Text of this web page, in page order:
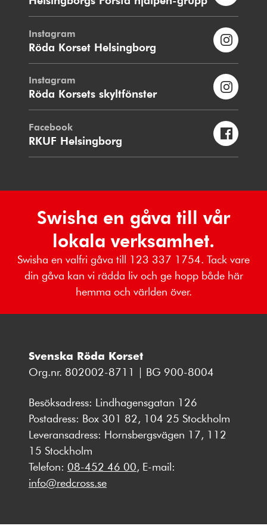
Instagram
Röda Korset Helsingborg
Instagram
Röda Korsets skyltfönster
Facebook
RKUF Helsingborg
Swisha en gåva till vår
lokala verksamhet.
Swisha en valfri gåva till 123 337 1754. Tack vare
din gåva kan vi rädda liv och ge hopp både här
hemma och världen över.
Svenska Röda Korset
Org.nr. 802002-8711 | BG 900-8004
Besöksadress: Lindhagensgatan 126
Postadress: Box 301 82, 104 25 Stockholm
Leveransadress: Hornsbergsvägen 17, 112
15 Stockholm
Telefon: 08-452 46 00, E-mail:
info@redcross.se